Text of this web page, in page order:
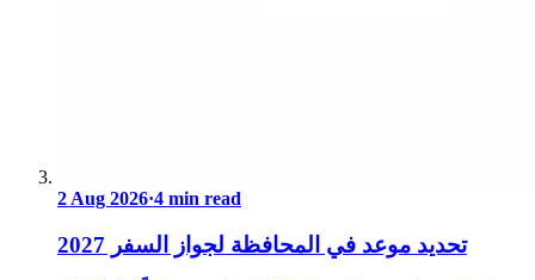
2 Aug 2026·4 min read
تحديد موعد في المحافظة لجواز السفر 2027